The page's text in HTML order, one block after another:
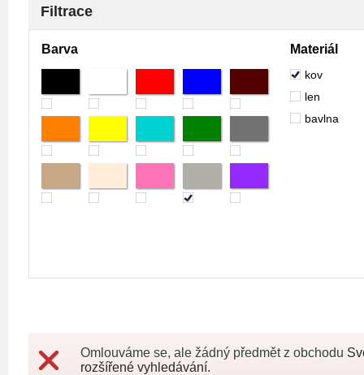
Filtrace
Barva Materiál
kov
len
bavlna
Omlouváme se, ale žádný předmět z obchodu
rozšířené vyhledávání.